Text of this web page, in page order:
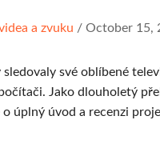
a zvuku / October 15,
své oblíbené
Jako dlouholetý
úplný úvod a recenzi